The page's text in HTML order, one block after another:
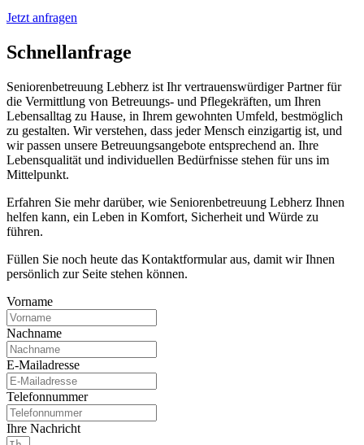
Jetzt anfragen
Schnell­anfrage
Seniorenbetreuung Lebherz ist Ihr vertrauenswürdiger Partner für
die Vermittlung von Betreuungs- und Pflegekräften, um Ihren
Lebensalltag zu Hause, in Ihrem gewohnten Umfeld, bestmöglich
zu gestalten. Wir verstehen, dass jeder Mensch einzigartig ist, und
wir passen unsere Betreuungsangebote entsprechend an. Ihre
Lebensqualität und individuellen Bedürfnisse stehen für uns im
Mittelpunkt.
Erfahren Sie mehr darüber, wie Seniorenbetreuung Lebherz Ihnen
helfen kann, ein Leben in Komfort, Sicherheit und Würde zu
führen.
Füllen Sie noch heute das Kontaktformular aus, damit wir Ihnen
persönlich zur Seite stehen können.
Vorname
Nachname
E-Mailadresse
Telefonnummer
Ihre Nachricht